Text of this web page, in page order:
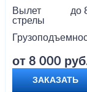
Вылет
стрелы
до
от 8 000
ЗАКАЗАТЬ